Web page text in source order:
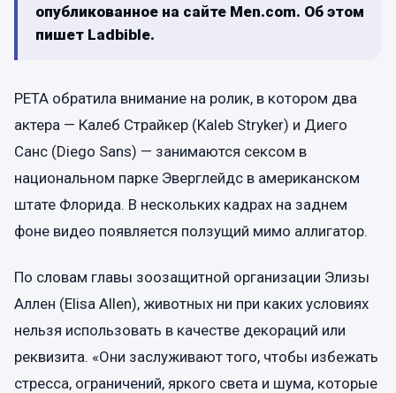
опубликованное на сайте Men.com. Об этом
пишет Ladbible.
PETA обратила внимание на ролик, в котором два
актера — Калеб Страйкер (Kaleb Stryker) и Диего
Санс (Diego Sans) — занимаются сексом в
национальном парке Эверглейдс в американском
штате Флорида. В нескольких кадрах на заднем
фоне видео появляется ползущий мимо аллигатор.
По словам главы зоозащитной организации Элизы
Аллен (Elisa Allen), животных ни при каких условиях
нельзя использовать в качестве декораций или
реквизита. «Они заслуживают того, чтобы избежать
стресса, ограничений, яркого света и шума, которые